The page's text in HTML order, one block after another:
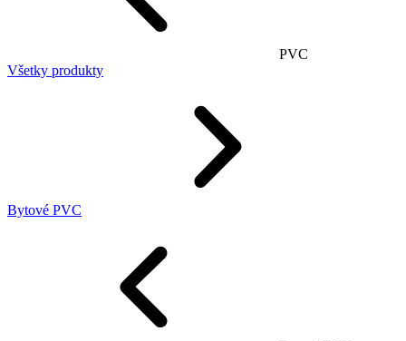
PVC
Všetky produkty
Bytové PVC